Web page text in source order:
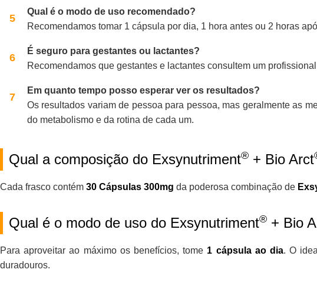
Qual é o modo de uso recomendado?
Recomendamos tomar 1 cápsula por dia, 1 hora antes ou 2 horas
É seguro para gestantes ou lactantes?
Recomendamos que gestantes e lactantes consultem um
Em quanto tempo posso esperar ver os resultados?
Os resultados variam de pessoa para pessoa, mas geralmente as
do metabolismo e da rotina de cada um.
Qual a composição do Exsynutriment® + Bio Arct
Cada frasco contém 30 Cápsulas 300mg da poderosa combinação de
Qual é o modo de uso do Exsynutriment® + Bio
Para aproveitar ao máximo os benefícios, tome 1 cápsula ao dia. O
duradouros.